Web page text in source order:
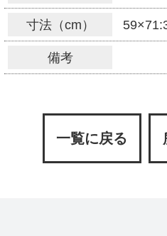
寸法（cm）
備考
一覧に戻る